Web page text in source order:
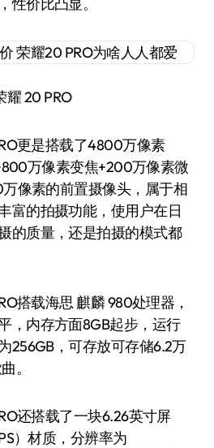
耀 20 PRO
更是搭载了4800万像素
万像素变焦+200万像素微
像素的前置摄像头，属于相
富的拍摄功能，使用户在日
的质量，还是拍摄的模式都
搭载海思 麒麟 980处理器，
，内存方面8GB起步，运行
256GB，可存放可存储6.2万
。
还搭载了一块6.26英寸屏
）材质，分辨率为